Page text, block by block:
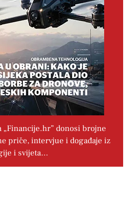
„Financije.hr” donosi brojne
priče, intervjue i događaje iz
i svijeta…